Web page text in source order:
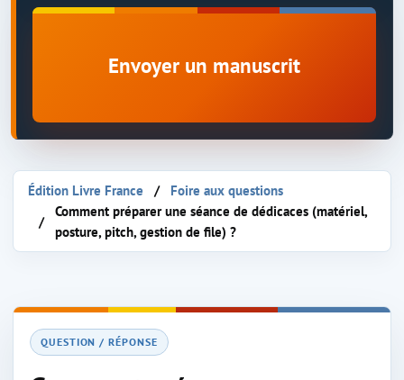
Envoyer un manuscrit
Édition Livre France
Foire aux questions
Comment préparer une séance de dédicaces (matériel,
posture, pitch, gestion de file) ?
QUESTION / RÉPONSE